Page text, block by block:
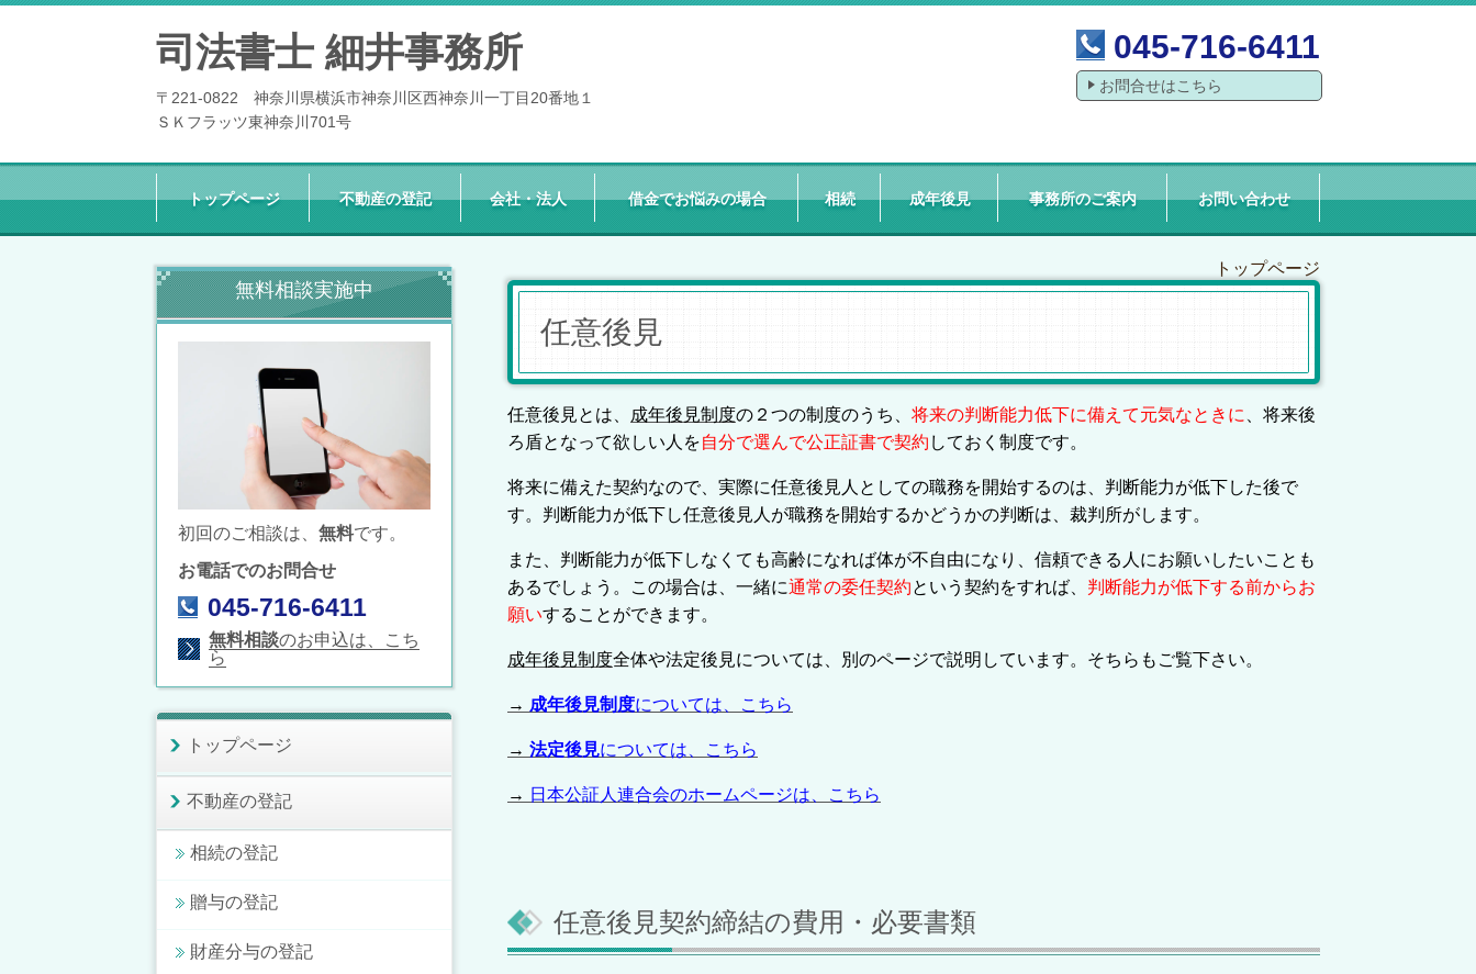
司法書士 細井事務所
〒221-0822 神奈川県横浜市神奈川区西神奈川一丁目20番地１
ＳＫフラッツ東神奈川701号
045-716-6411
お問合せはこちら
トップページ 不動産の登記 会社・法人 借金でお悩みの場合 相続 成年後見 事務所のご案内 お問い合わせ
トップページ
任意後見
任意後見とは、 成年後見制度の２つの制度のうち、 将来の判断能力低下に備えて元気なときに
、将来後
ろ盾となって欲しい人を自分で選んで公正証書で契約 しておく制度です。
将来に備えた契約なので、実際に任意後見人としての職務を開始するのは、判断能力が低下した後で
す。判断能力が低下し任意後見人が職務を開始するかどうかの判断は、裁判所がします。
また、判断能力が低下しなくても高齢になれば体が不自由になり、信頼できる人にお願いしたいことも
あるでしょう。この場合は、一緒に通常の委任契約という契約をすれば、 判断能力が低下する前からお
願いすることができます。
成年後見制度全体や法定後見については、別のページで説明しています。そちらもご覧下さい。
→ 成年後見制度については、こちら
→ 法定後見については、こちら
→ 日本公証人連合会のホームページは、こちら
任意後見契約締結の費用・必要書類
無料相談実施中
初回のご相談は、 無料です。
お電話でのお問合せ
045-716-6411
無料相談のお申込は、こち
ら
トップページ
不動産の登記
相続の登記
贈与の登記
財産分与の登記